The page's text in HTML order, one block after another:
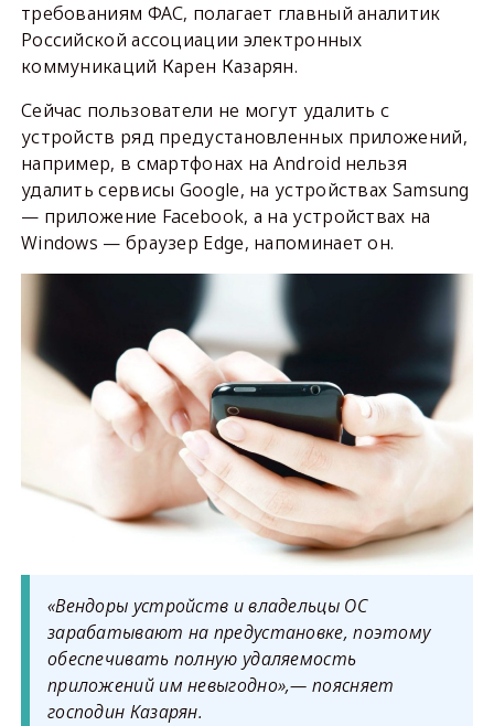
требованиям ФАС, полагает главный аналитик
Российской ассоциации электронных
коммуникаций Карен Казарян.
Сейчас пользователи не могут удалить с
устройств ряд предустановленных приложений,
например, в смартфонах на Android нельзя
удалить сервисы Google, на устройствах Samsung
— приложение Facebook, а на устройствах на
Windows — браузер Edge, напоминает он.
«Вендоры устройств и владельцы ОС
зарабатывают на предустановке, поэтому
обеспечивать полную удаляемость
приложений им невыгодно»,— поясняет
господин Казарян.